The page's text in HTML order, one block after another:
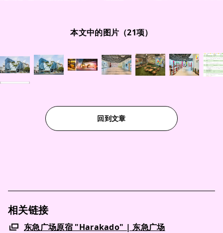
本文中的图片（21项）
回到文章
相关链接
东急广场原宿 "Harakado" | 东急广场